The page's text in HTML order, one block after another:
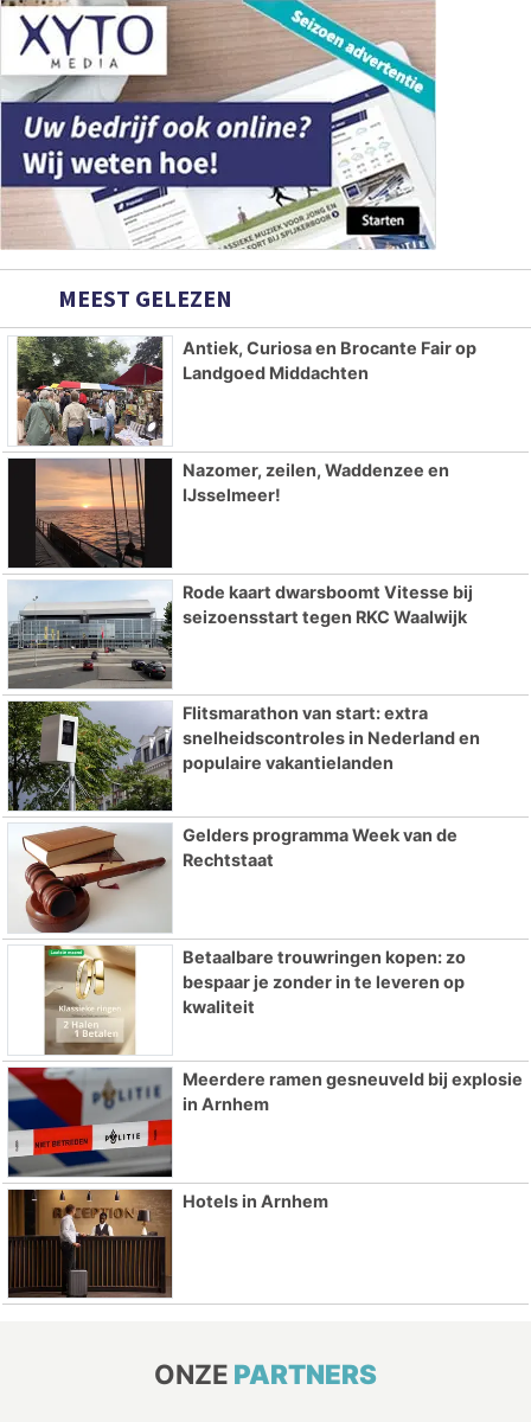
MEEST GELEZEN
Antiek, Curiosa en Brocante Fair op
Landgoed Middachten
Nazomer, zeilen, Waddenzee en
IJsselmeer!
Rode kaart dwarsboomt Vitesse bij
seizoensstart tegen RKC Waalwijk
Flitsmarathon van start: extra
snelheidscontroles in Nederland en
populaire vakantielanden
Gelders programma Week van de
Rechtstaat
Betaalbare trouwringen kopen: zo
bespaar je zonder in te leveren op
kwaliteit
Meerdere ramen gesneuveld bij explosie
in Arnhem
Hotels in Arnhem
ONZE PARTNERS